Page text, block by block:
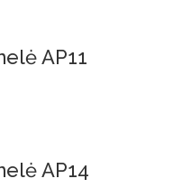
AP11
AP14